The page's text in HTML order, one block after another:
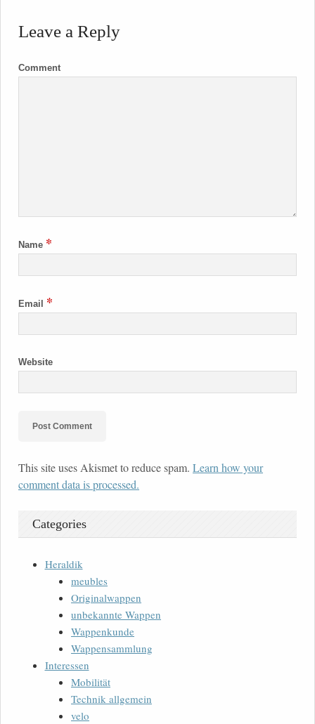
Leave a Reply
Comment
Name *
Email *
Website
This site uses Akismet to reduce spam. Learn how your
comment data is processed.
Categories
Heraldik
meubles
Originalwappen
unbekannte Wappen
Wappenkunde
Wappensammlung
Interessen
Mobilität
Technik allgemein
velo